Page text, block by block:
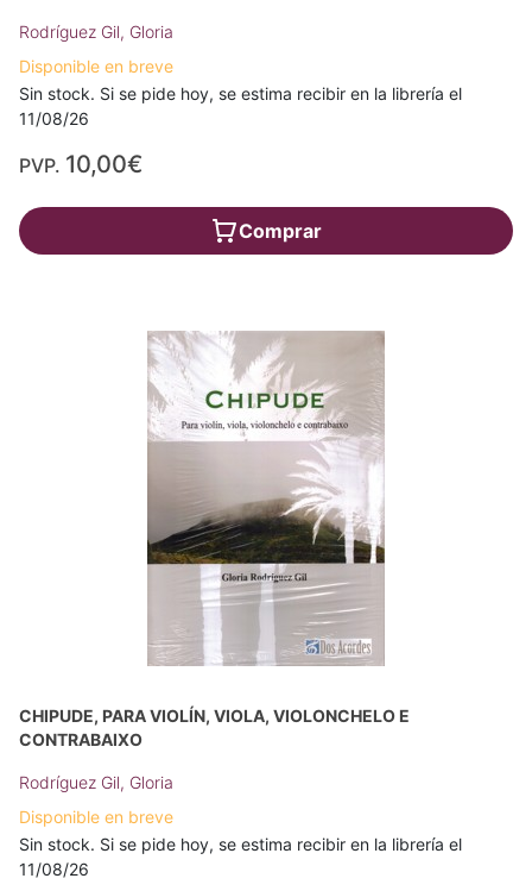
Rodríguez Gil, Gloria
Disponible en breve
Sin stock. Si se pide hoy, se estima recibir en la librería el
11/08/26
PVP. 10,00€
Comprar
CHIPUDE, PARA VIOLÍN, VIOLA, VIOLONCHELO E
CONTRABAIXO
Rodríguez Gil, Gloria
Disponible en breve
Sin stock. Si se pide hoy, se estima recibir en la librería el
11/08/26